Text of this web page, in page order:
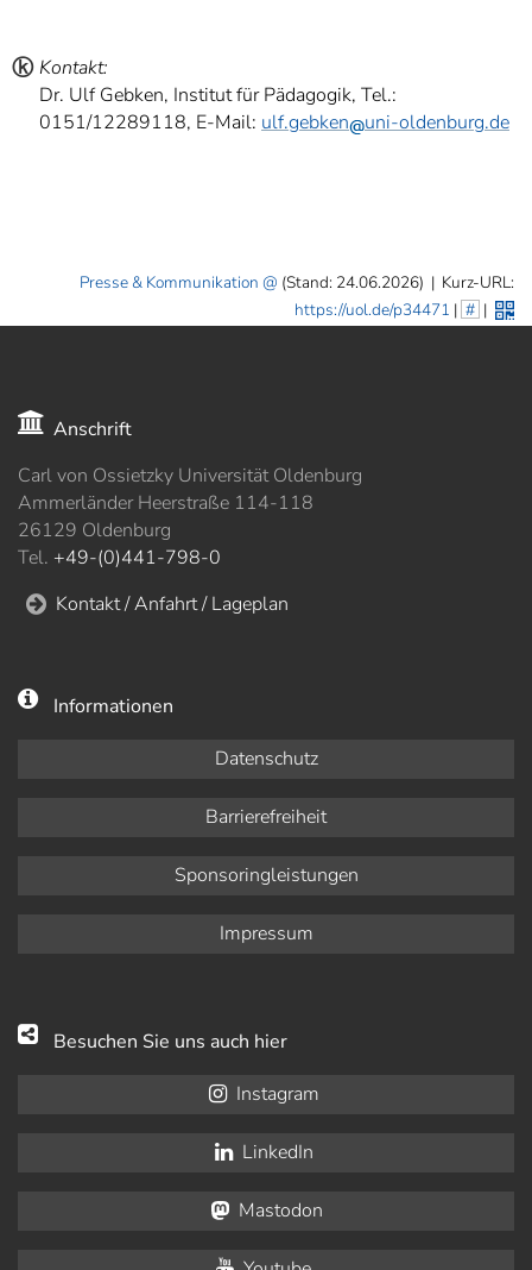
ⓚ Kontakt:
Dr. Ulf Gebken, Institut für Pädagogik, Tel.:
0151/12289118, E-Mail: ulf.gebken uni-oldenburg.de
Presse & Kommunikation (Stand: 24.06.2026) | Kurz-URL:
https://uol.de/p34471 | # |
Anschrift
Carl von Ossietzky Universität Oldenburg
Ammerländer Heerstraße 114-118
26129 Oldenburg
Tel. +49-(0)441-798-0
Kontakt / Anfahrt / Lageplan
Informationen
Datenschutz
Barrierefreiheit
Sponsoringleistungen
Impressum
Besuchen Sie uns auch hier
Instagram
LinkedIn
Mastodon